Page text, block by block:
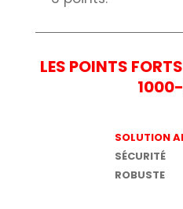
LES POINTS
SOLUTION
SÉCURITÉ
ROBUSTE